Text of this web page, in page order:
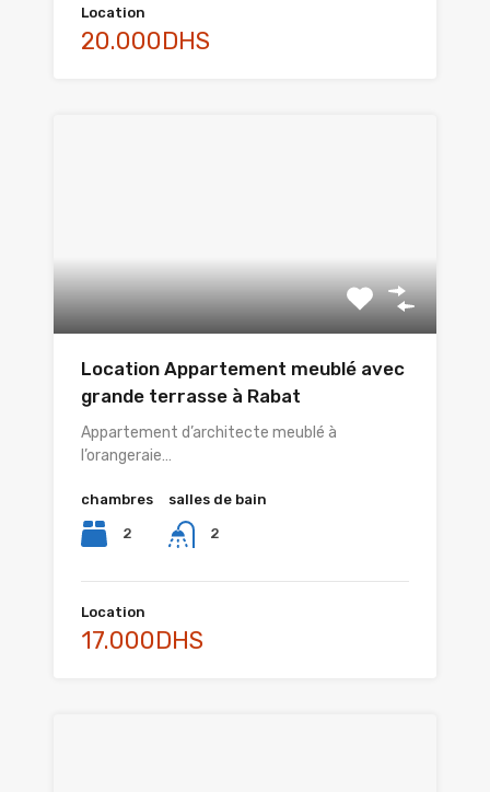
Location
20.000DHS
Location Appartement meublé avec
grande terrasse à Rabat
Appartement d’architecte meublé à
l’orangeraie…
chambres
2
salles de bain
2
Location
17.000DHS